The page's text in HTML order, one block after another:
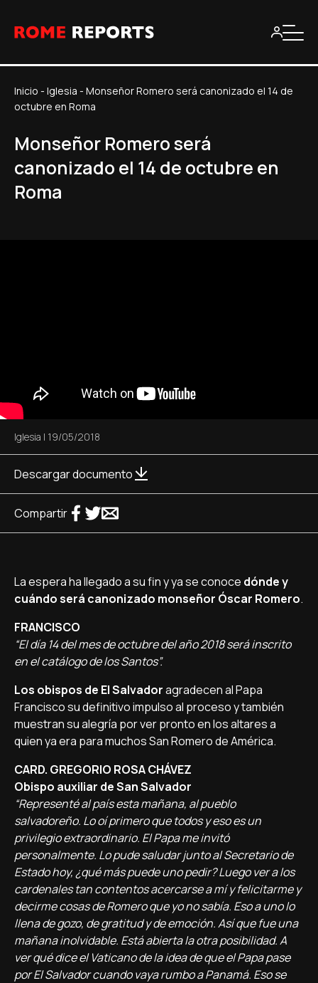
Inicio - Iglesia - Monseñor Romero será canonizado el 14 de
octubre en Roma
Monseñor Romero será
canonizado el 14 de octubre en
Roma
Iglesia | 19/05/2018
Descargar documento
Compartir
La espera ha llegado a su fin y ya se conoce dónde y
cuándo será canonizado monseñor Óscar Romero.
FRANCISCO
“El día 14 del mes de octubre del año 2018 será inscrito
en el catálogo de los Santos”.
Los obispos de El Salvadoragradecen al Papa
Francisco su definitivo impulso al proceso y también
muestran su alegría por ver pronto en los altares a
quien ya era para muchos San Romero de América.
CARD. GREGORIO ROSA CHÁVEZ
Obispo auxiliar de San Salvador
“Representé al país esta mañana, al pueblo
salvadoreño. Lo oí primero que todos y eso es un
privilegio extraordinario. El Papa me invitó
personalmente. Lo pude saludar junto al Secretario de
Estado hoy, ¿qué más puede uno pedir? Luego ver a los
cardenales tan contentos acercarse a mí y felicitarme y
decirme cosas de Romero que yo no sabía. Eso a uno lo
llena de gozo, de gratitud y de emoción. Así que fue una
mañana inolvidable. Está abierta la otra posibilidad. A
ver qué dice el Vaticano de la idea de que el Papa pase
por El Salvador cuando vaya rumbo a Panamá. Eso se